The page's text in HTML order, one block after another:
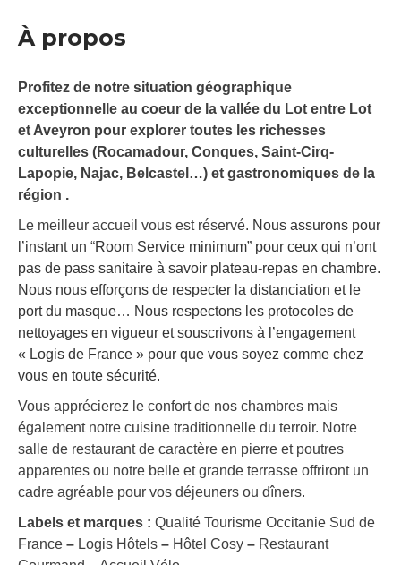
À propos
Profitez de notre situation géographique
exceptionnelle au coeur de la vallée du Lot entre Lot
et Aveyron pour explorer toutes les richesses
culturelles (Rocamadour, Conques, Saint-Cirq-
Lapopie, Najac, Belcastel…) et gastronomiques de la
région .
Le meilleur accueil vous est réservé. Nous assurons pour
l’instant un “Room Service minimum” pour ceux qui n’ont
pas de pass sanitaire à savoir plateau-repas en chambre.
Nous nous efforçons de respecter la distanciation et le
port du masque… Nous respectons les protocoles de
nettoyages en vigueur et souscrivons à l’engagement
« Logis de France » pour que vous soyez comme chez
vous en toute sécurité.
Vous apprécierez le confort de nos chambres mais
également notre cuisine traditionnelle du terroir. Notre
salle de restaurant de caractère en pierre et poutres
apparentes ou notre belle et grande terrasse offriront un
cadre agréable pour vos déjeuners ou dîners.
Labels et marques : Qualité Tourisme Occitanie Sud de
France – Logis Hôtels – Hôtel Cosy – Restaurant